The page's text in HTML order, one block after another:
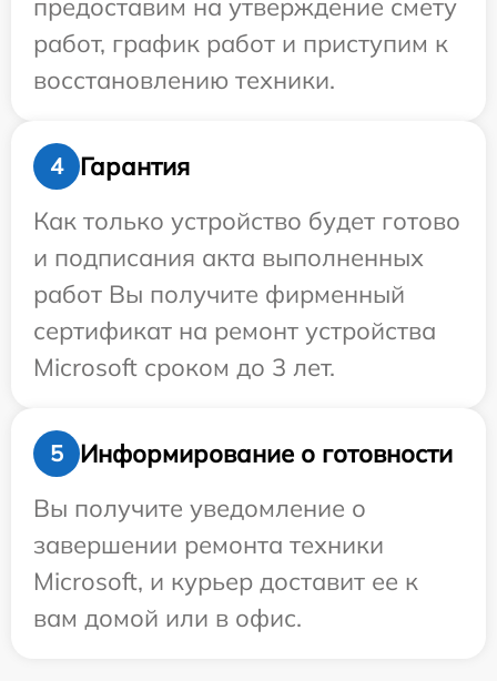
предоставим на утверждение смету
работ, график работ и приступим к
восстановлению техники.
4
Гарантия
Как только устройство будет готово
и подписания акта выполненных
работ Вы получите фирменный
сертификат на ремонт устройства
Microsoft сроком до 3 лет.
5
Информирование о готовности
Вы получите уведомление о
завершении ремонта техники
Microsoft, и курьер доставит ее к
вам домой или в офис.